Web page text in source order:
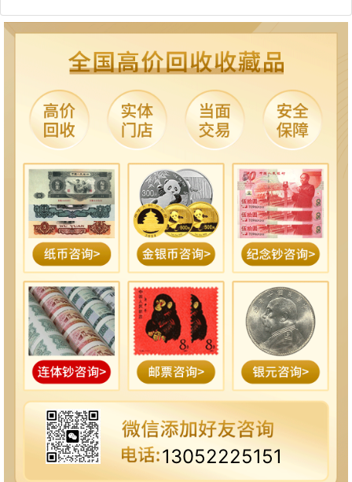
13052225151